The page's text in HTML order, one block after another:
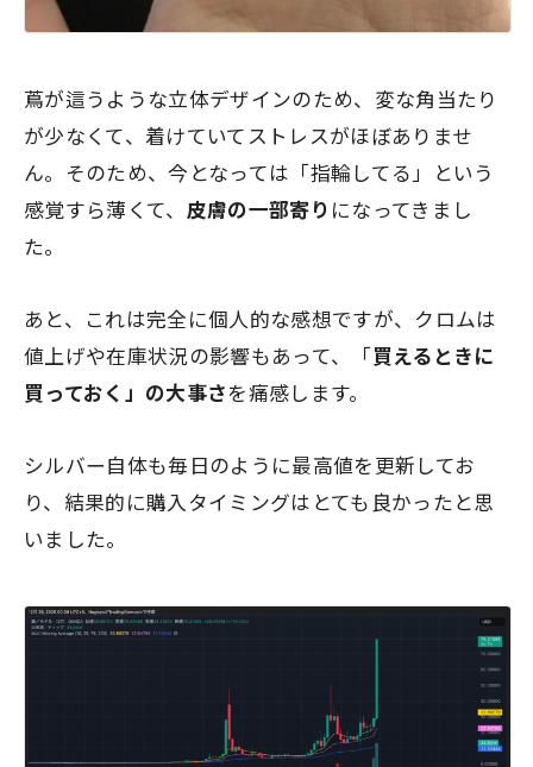
蔦が這うような立体デザインのため、変な角当たり
が少なくて、着けていてストレスがほぼありませ
ん。そのため、今となっては「指輪してる」という
感覚すら薄くて、 皮膚の一部寄り になってきまし
た。
あと、これは完全に個人的な感想ですが、クロムは
値上げや在庫状況の影響もあって、「買えるときに
買っておく」の大事さを痛感します。
シルバー自体も毎日のように最高値を更新してお
り、結果的に購入タイミングはとても良かったと思
いました。